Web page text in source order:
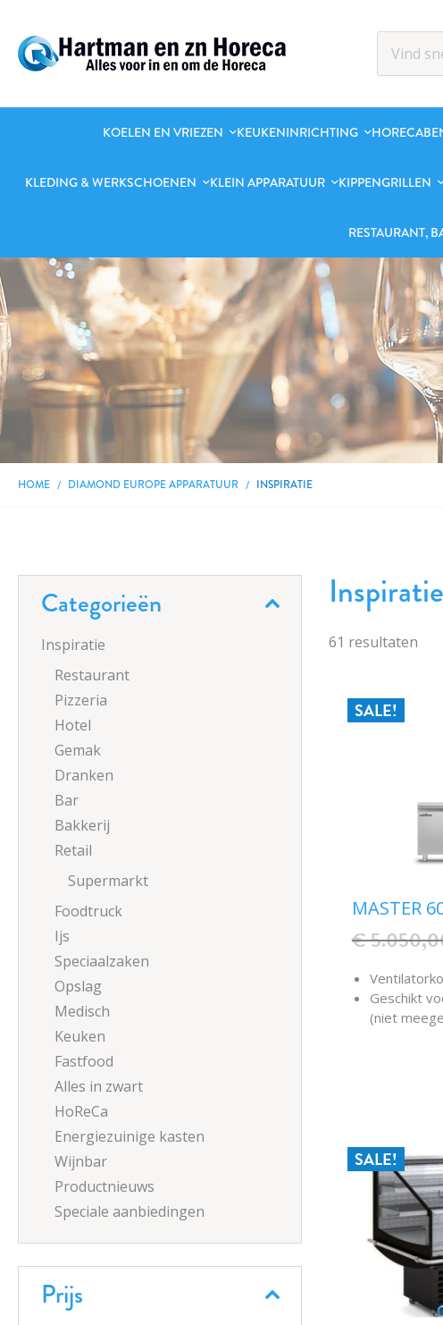
KOELEN EN VRIEZEN KEUKENINRICHTING
KLEDING & WERKSCHOENEN KLEIN APPARATUUR KIPPENGRILLEN
RESTAURANT,
HOME DIAMOND EUROPE APPARATUUR INSPIRATIE
Inspiratie
61 resultaten
SALE!
MASTER
€
Geschikt
(niet
SALE!
Categorieën
Inspiratie
Restaurant
Pizzeria
Hotel
Gemak
Dranken
Bar
Bakkerij
Retail
Supermarkt
Foodtruck
Ijs
Speciaalzaken
Opslag
Medisch
Keuken
Fastfood
Alles in zwart
HoReCa
Energiezuinige kasten
Wijnbar
Productnieuws
Speciale aanbiedingen
Prijs